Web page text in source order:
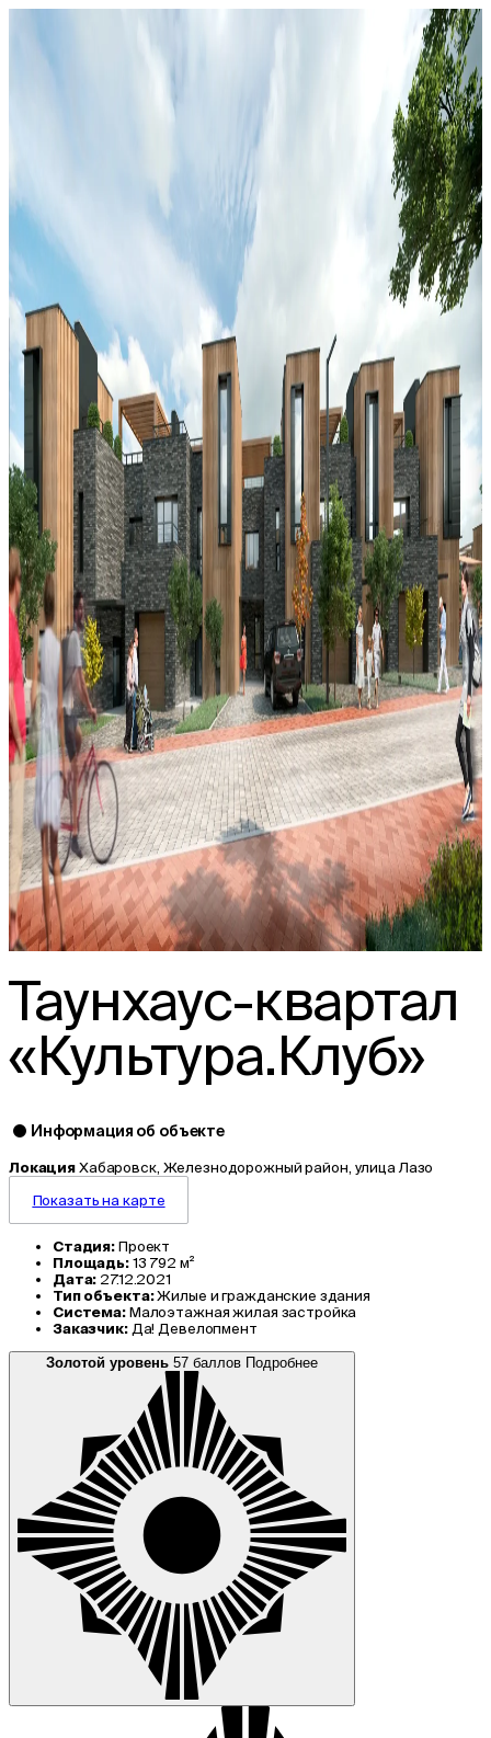
Таунхаус-квартал
«Культура.Клуб»
Информация об объекте
Локация Хабаровск, Железнодорожный район, улица Лазо
Показать на карте
Стадия: Проект
Площадь: 13 792 м²
Дата: 27.12.2021
Тип объекта:Жилые и гражданские здания
Система: Малоэтажная жилая застройка
Заказчик: Да! Девелопмент
Золотой уровень 57 баллов Подробнее